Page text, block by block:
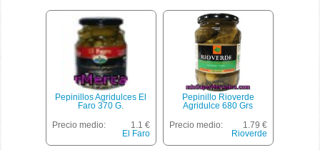
Pepinillos Agridulces El
Faro 370 G.
Precio medio:
1.1 €
El Faro
Pepinillo Rioverde
Agridulce 680 Grs
Precio medio:
1.79 €
Rioverde